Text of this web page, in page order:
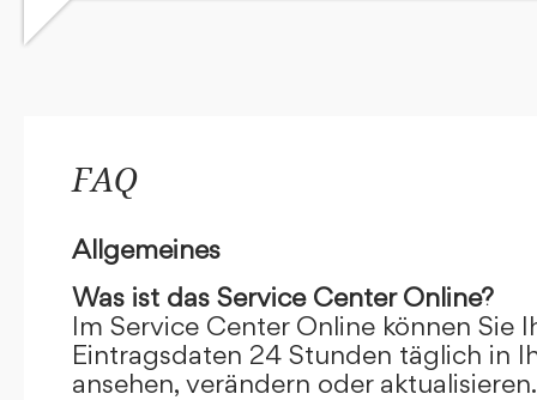
FAQ
Allgemeines
Was ist das Service Center Online?
Im Service Center Online können Sie
Eintragsdaten 24 Stunden täglich in
ansehen, verändern oder